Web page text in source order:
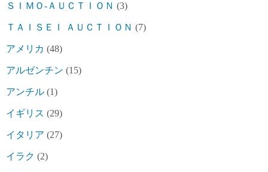
ＳＩＭＯ-ＡＵＣＴＩＯＮ (3)
ＴＡＩＳＥＩ ＡＵＣＴＩＯＮ (7)
アメリカ (48)
アルゼンチン (15)
アンチル (1)
イギリス (29)
イタリア (27)
イラク (2)